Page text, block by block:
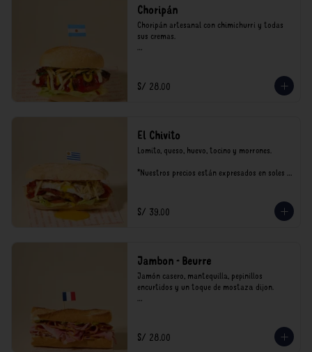
Choripán
Choripán artesanal con chimichurri y todas
sus cremas.
consumo.
S/ 28.00
El Chivito
Lomito, queso, huevo, tocino y morrones.
*Nuestros precios están expresados en soles e
S/ 39.00
Jambon - Beurre
Jamón casero, mantequilla, pepinillos
encurtidos y un toque de mostaza dijon.
consumo.
S/ 28.00